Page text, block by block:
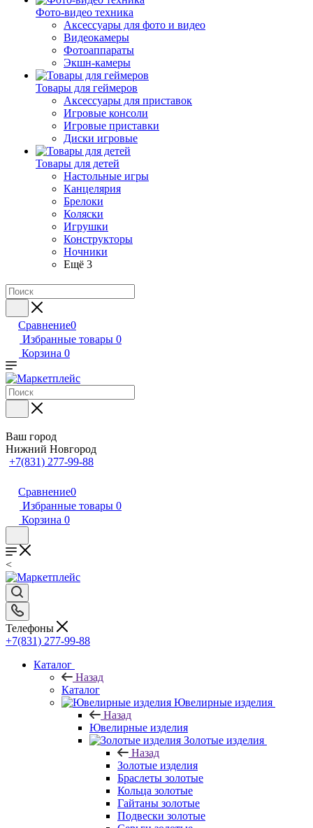
Фото-видео техника
Аксессуары для фото и видео
Видеокамеры
Фотоаппараты
Экшн-камеры
Товары для геймеров
Аксессуары для приставок
Игровые консоли
Игровые приставки
Диски игровые
Товары для детей
Настольные игры
Канцелярия
Брелоки
Коляски
Игрушки
Конструкторы
Ночники
Ещё 3
Сравнение0
Избранные товары 0
Корзина 0
Ваш город
Нижний Новгород
+7(831) 277-99-88
Сравнение0
Избранные товары 0
Корзина 0
<
Телефоны
+7(831) 277-99-88
Каталог
Назад
Каталог
Ювелирные изделия
Назад
Ювелирные изделия
Золотые изделия
Назад
Золотые изделия
Браслеты золотые
Кольца золотые
Гайтаны золотые
Подвески золотые